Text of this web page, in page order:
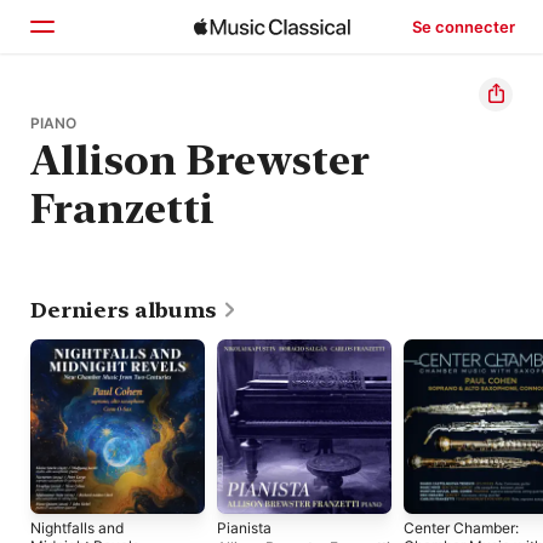
Se connecter
Accueil
Parcourir
Rechercher
PIANO
Allison Brewster
Franzetti
Derniers albums
Nightfalls and
Pianista
Center Chamber: